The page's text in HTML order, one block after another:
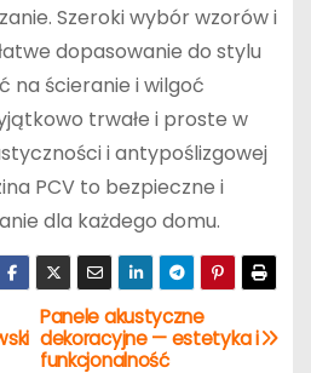
Szeroki wybór wzorów i
dopasowanie do stylu
na ścieranie i wilgoć
trwałe i proste w
i antypoślizgowej
PCV to bezpieczne i
dla każdego domu.
Panele akustyczne
dekoracyjne — estetyka i
funkcjonalność